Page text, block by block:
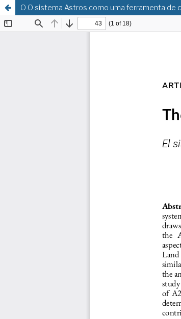
O O sistema Astros como uma ferramenta de